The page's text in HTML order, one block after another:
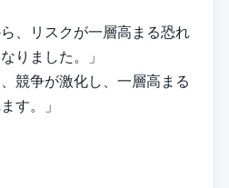
、リスクが一層高まる恐れ
りました。」
競争が激化し、一層高まる
す。」